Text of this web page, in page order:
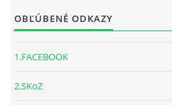
OBĽÚBENÉ ODKAZY
1.FACEBOOK
2.SKoZ